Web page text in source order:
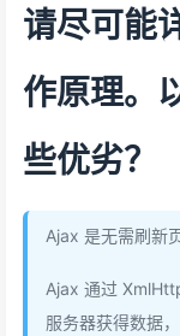
请尽可能
作原理。
些优劣？
Ajax 是无需刷新
Ajax 通过
服务器获得数据